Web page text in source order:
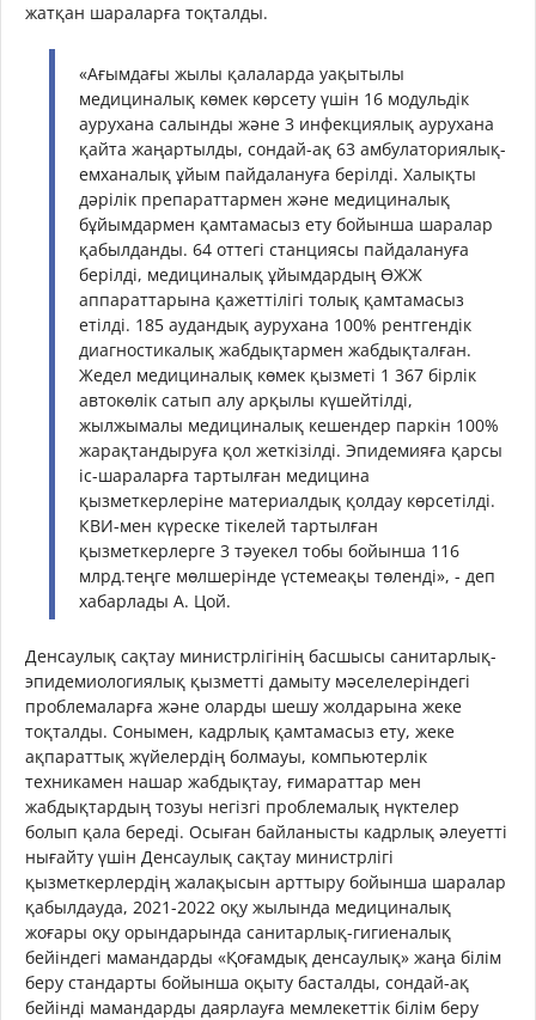
жатқан шараларға тоқталды.
«Ағымдағы жылы қалаларда уақытылы
медициналық көмек көрсету үшін 16 модульдік
аурухана салынды және 3 инфекциялық аурухана
қайта жаңартылды, сондай-ақ 63 амбулаториялық-
емханалық ұйым пайдалануға берілді. Халықты
дәрілік препараттармен және медициналық
бұйымдармен қамтамасыз ету бойынша шаралар
қабылданды. 64 оттегі станциясы пайдалануға
берілді, медициналық ұйымдардың ӨЖЖ
аппараттарына қажеттілігі толық қамтамасыз
етілді. 185 аудандық аурухана 100% рентгендік
диагностикалық жабдықтармен жабдықталған.
Жедел медициналық көмек қызметі 1 367 бірлік
автокөлік сатып алу арқылы күшейтілді,
жылжымалы медициналық кешендер паркін 100%
жарақтандыруға қол жеткізілді. Эпидемияға қарсы
іс-шараларға тартылған медицина
қызметкерлеріне материалдық қолдау көрсетілді.
КВИ-мен күреске тікелей тартылған
қызметкерлерге 3 тәуекел тобы бойынша 116
млрд.теңге мөлшерінде үстемеақы төленді», - деп
хабарлады А. Цой.
Денсаулық сақтау министрлігінің басшысы санитарлық-
эпидемиологиялық қызметті дамыту мәселелеріндегі
проблемаларға және оларды шешу жолдарына жеке
тоқталды. Сонымен, кадрлық қамтамасыз ету, жеке
ақпараттық жүйелердің болмауы, компьютерлік
техникамен нашар жабдықтау, ғимараттар мен
жабдықтардың тозуы негізгі проблемалық нүктелер
болып қала береді. Осыған байланысты кадрлық әлеуетті
нығайту үшін Денсаулық сақтау министрлігі
қызметкерлердің жалақысын арттыру бойынша шаралар
қабылдауда, 2021-2022 оқу жылында медициналық
жоғары оқу орындарында санитарлық-гигиеналық
бейіндегі мамандарды «Қоғамдық денсаулық» жаңа білім
беру стандарты бойынша оқыту басталды, сондай-ақ
бейінді мамандарды даярлауға мемлекеттік білім беру